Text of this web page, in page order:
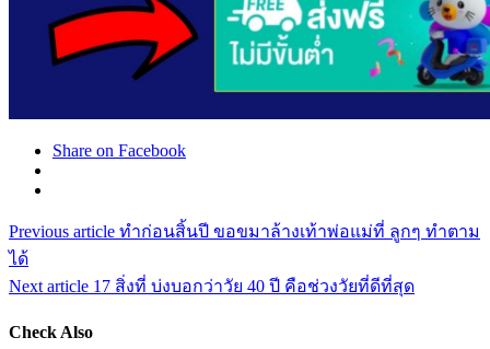
Share on Facebook
Previous article ทำก่อนสิ้นปี ขอขมาล้างเท้าพ่อแม่ที่ ลูกๆ ทำตาม
ได้
Next article 17 สิ่งที่ บ่งบอกว่าวัย 40 ปี คือช่วงวัยที่ดีที่สุด
Check Also